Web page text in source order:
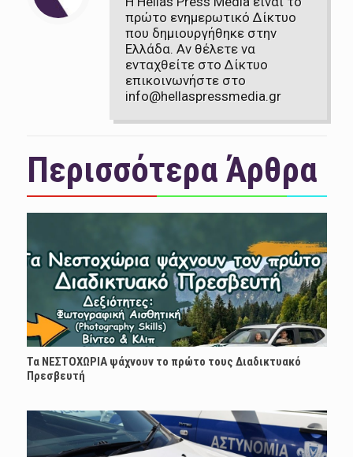
πρώτο ενημερωτικό Δίκτυο
που δημιουργήθηκε στην
Ελλάδα. Αν θέλετε να
ενταχθείτε στο Δίκτυο
επικοινωνήστε στο
info@hellaspressmedia.gr
Περισσότερα Άρθρα
Τα ΝΕΣΤΟΧΩΡΙΑ ψάχνουν το πρώτο τους Διαδικτυακό
Πρεσβευτή